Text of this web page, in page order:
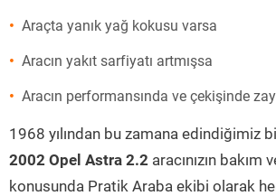
Araçta yanık yağ kokusu varsa
Aracın yakıt sarfiyatı artmışsa
Aracın performansında ve çekişinde
1968 yılından bu zamana edindiğimiz
2002 Opel Astra 2.2 aracınızın bakım
konusunda Pratik Araba ekibi olarak